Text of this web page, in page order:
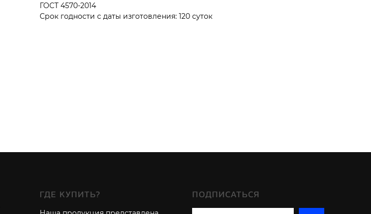
ГОСТ 4570-2014
Срок годности с даты изготовления: 120 суток
ГДЕ КУПИТЬ? ПОДПИСАТЬСЯ